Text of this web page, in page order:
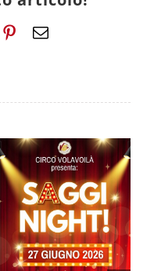
Pinterest
Email